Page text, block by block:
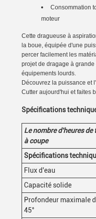
Consommation
moteur
Cette dragueuse à
la boue, équipée d'une
percer facilement les
projet de dragage à
équipements lourds.
Découvrez la puissance et
Cutter aujourd'hui et faites
Spécifications
Le nombre d'heures de
à coupe
Spécifications
Flux d'eau
Capacité solide
Profondeur maximale
45°